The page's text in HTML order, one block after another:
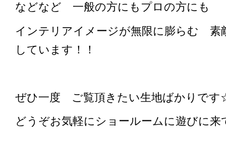
などなど 一般の方にもプロの方にも
インテリアイメージが無限に膨らむ 素
しています！！
ぜひ一度 ご覧頂きたい生地ばかりで
どうぞお気軽にショールームに遊びに